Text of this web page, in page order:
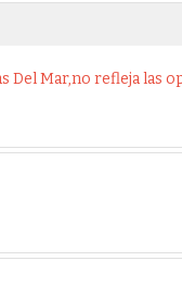
Mar,no refleja las